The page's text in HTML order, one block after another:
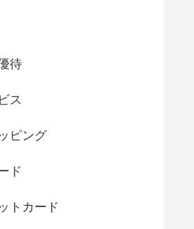
待
ス
ピング
ド
トカード